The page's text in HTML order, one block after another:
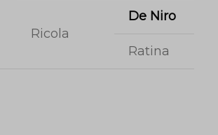
Ricola
De Niro
Ratina